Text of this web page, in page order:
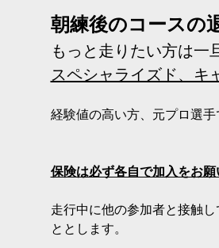
朝練後のコースの
もっと走りたい方は一
スペシャライズド、キ
経験値の高い方、元プロ選手
保険は必ず各自で加入をお願
走行中に他の参加者と接触
ととします。